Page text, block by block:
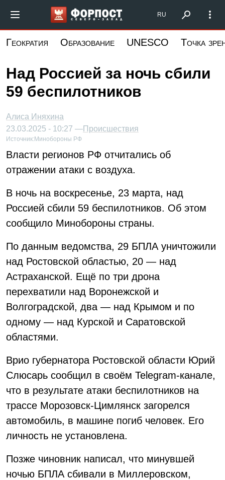
основному
Форпост Северо-Запад
RU
Геократия Образование UNESCO Точка
Над Россией за ночь сбили
59 беспилотников
Алиса Иняхина
23.03.2025 - 10:27 —Происшествия
Источник: Минобороны РФ
Власти регионов РФ отчитались об
отражении атаки с воздуха.
В ночь на воскресенье, 23 марта, над
Россией сбили 59 беспилотников. Об этом
сообщило Минобороны страны.
По данным ведомства, 29 БПЛА уничтожили
над Ростовской областью, 20 — над
Астраханской. Ещё по три дрона
перехватили над Воронежской и
Волгоградской, два — над Крымом и по
одному — над Курской и Саратовской
областями.
Врио губернатора Ростовской области Юрий
Слюсарь сообщил в своём Telegram-канале,
что в результате атаки беспилотников на
трассе Морозовск-Цимлянск загорелся
автомобиль, в машине погиб человек. Его
личность не установлена.
Позже чиновник написал, что минувшей
ночью БПЛА сбивали в Миллеровском,